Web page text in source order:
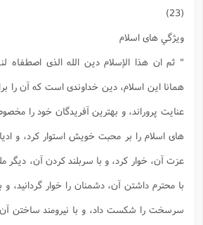
ويژگي هاى اسلام
" ثم ان هذا الإسلام دين الله الذى اصطفاه
همانا اين اسلام، دين خداوندى است كه آن را
عنايت پروراند، و بهترين آفريدگان خود را
هاى اسلام را بر محبت خويش استوار كرد، و
عزت آن، خوار كرد، و با سربلند كردن آن، ديگر
با محترم داشتن آن، دشمنان را خوار گردانيد،
سرسخت را شكست داد، و با نيرومند ساختن آن